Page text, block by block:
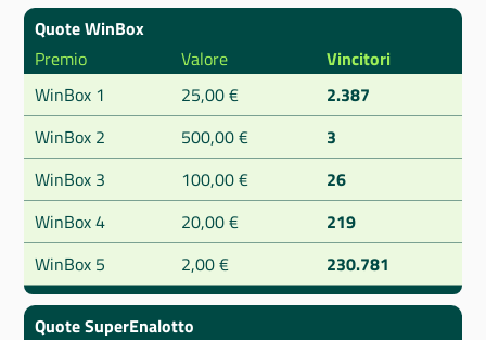
Quote WinBox
Premio
Valore
Vincitori
WinBox 1
25,00 €
2.387
WinBox 2
500,00 €
3
WinBox 3
100,00 €
26
WinBox 4
20,00 €
219
WinBox 5
2,00 € 230.781
Quote SuperEnalotto